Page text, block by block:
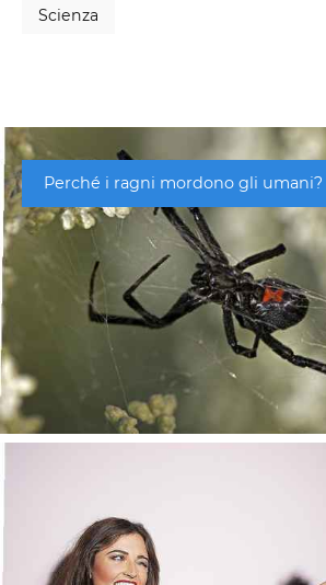
Scienza
Perché i ragni mordono gli umani?